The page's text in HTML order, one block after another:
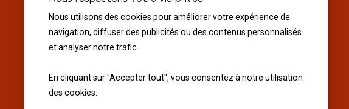
9h00 à 12h00 - 14h00 à 18h30
Le dimanche
10h00 à 12h00 - 14h30 à 18h30
Le 14 juillet Fête Nationale
Le 15 Août Assomption
Liens utiles
Nous utilisons des cookies pour améliorer votre expérience de
navigation, diffuser des publicités ou des contenus personnalisés
et analyser notre trafic.
En cliquant sur "Accepter tout", vous consentez à notre utilisation
des cookies.